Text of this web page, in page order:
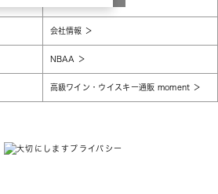
会社情報
NBAA
高級ワイン・ウイスキー通販 moment